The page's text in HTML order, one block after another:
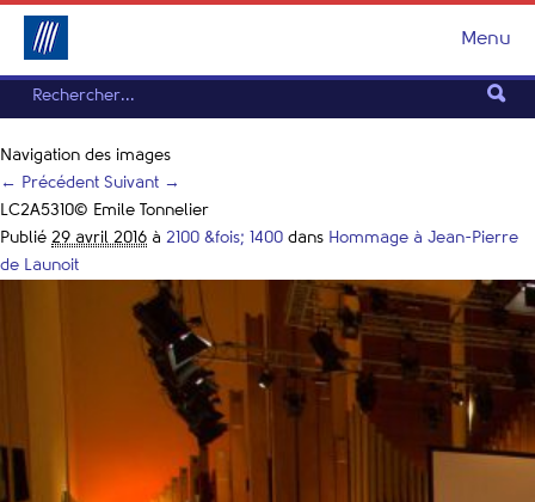
Menu
Navigation des images
← Précédent Suivant →
LC2A5310© Emile Tonnelier
Publié 29 avril 2016 à 2100 &fois; 1400 dans Hommage à Jean-Pierre
de Launoit